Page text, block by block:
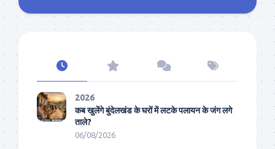
2026
कब खुलेंगे बुंदेलखंड के घरों में लटके पलायन के जंग लगे
ताले?
06/08/2026